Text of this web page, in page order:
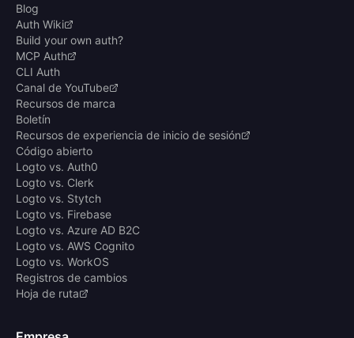
Blog
Auth Wiki
Build your own auth?
MCP Auth
CLI Auth
Canal de YouTube
Recursos de marca
Boletín
Recursos de experiencia de inicio de sesión
Código abierto
Logto vs. Auth0
Logto vs. Clerk
Logto vs. Stytch
Logto vs. Firebase
Logto vs. Azure AD B2C
Logto vs. AWS Cognito
Logto vs. WorkOS
Registros de cambios
Hoja de ruta